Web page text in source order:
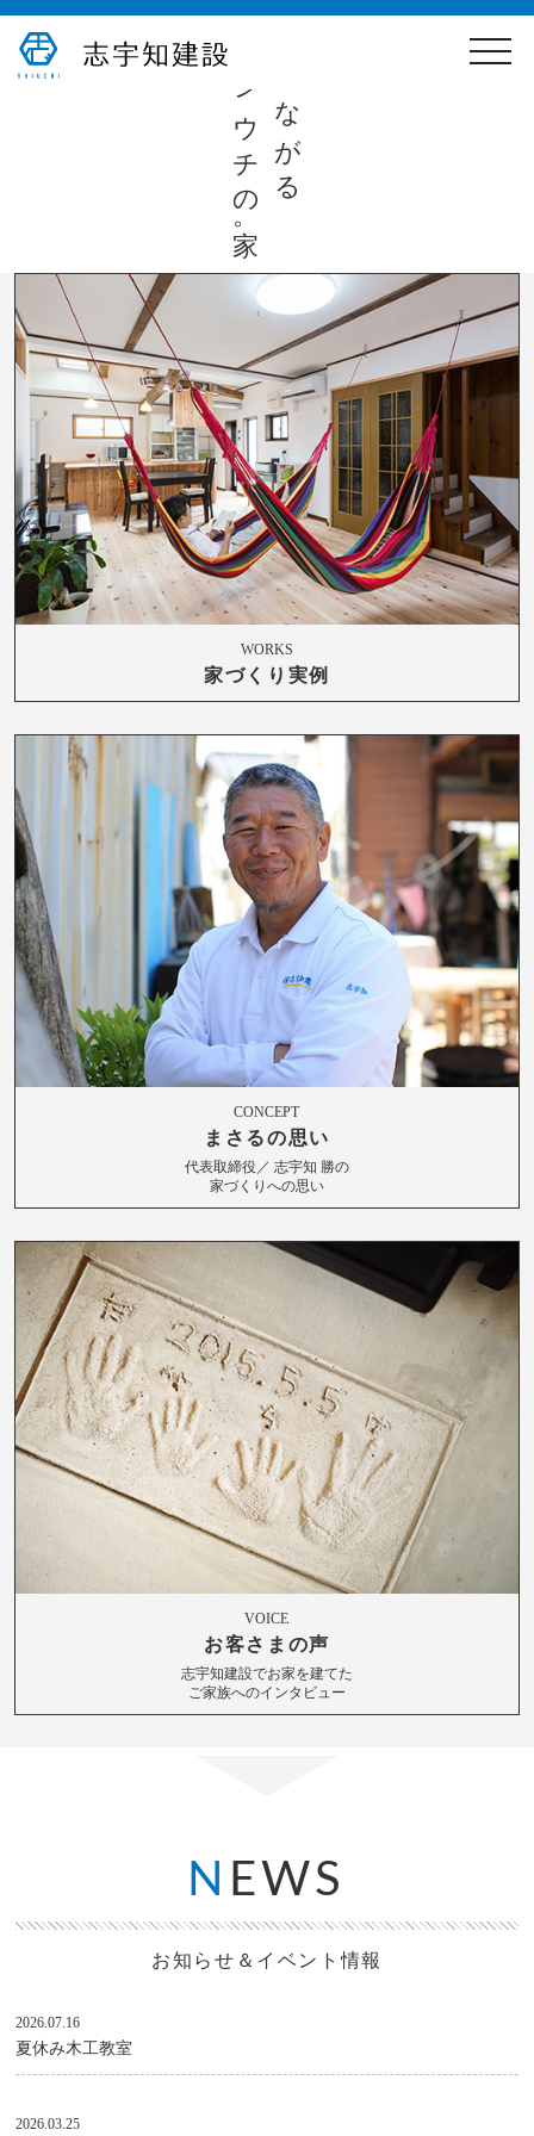
toggle
心つながる
シウチの家。
WORKS
家づくり実例
CONCEPT
まさるの思い
代表取締役／ 志宇知 勝の
家づくりへの思い
VOICE
お客さまの声
志宇知建設でお家を建てた
ご家族へのインタビュー
N EWS
お知らせ＆イベント情報
2026.07.16
夏休み木工教室
2026.03.25